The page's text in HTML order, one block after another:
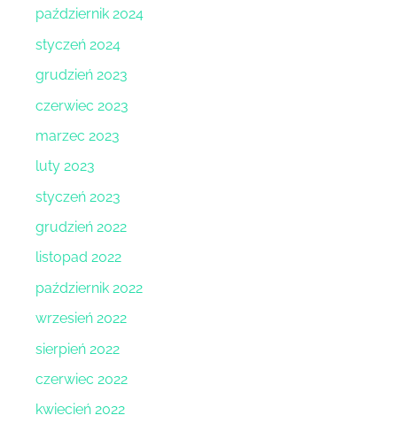
październik 2024
styczeń 2024
grudzień 2023
czerwiec 2023
marzec 2023
luty 2023
styczeń 2023
grudzień 2022
listopad 2022
październik 2022
wrzesień 2022
sierpień 2022
czerwiec 2022
kwiecień 2022